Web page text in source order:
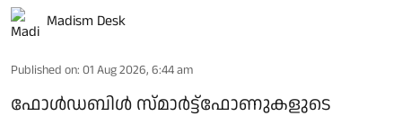
Madism Desk
Published on: 01 Aug 2026, 6:44 am
ഫോൾഡബിൾ സ്മാർട്ട്ഫോണുകളുടെ